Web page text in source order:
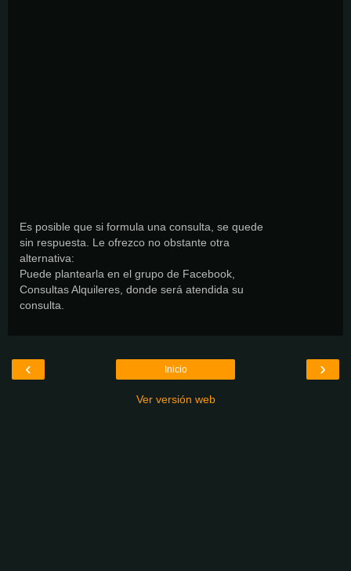
Es posible que si formula una consulta, se quede
sin respuesta. Le ofrezco no obstante otra
alternativa:
Puede plantearla en el grupo de Facebook,
Consultas Alquileres, donde será atendida su
consulta.
‹ ›
Inicio
Ver versión web